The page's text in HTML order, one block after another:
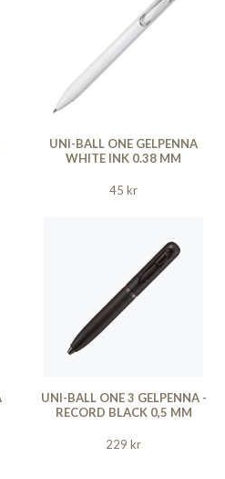
UNI-BALL ONE GELPENNA
WHITE INK 0.38 MM
45 kr
UNI-BALL ONE 3 GELPENNA -
RECORD BLACK 0,5 MM
229 kr